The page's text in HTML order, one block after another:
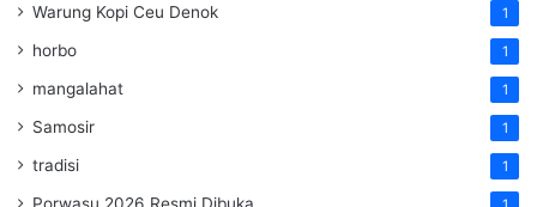
Warung Kopi Ceu Denok 1
horbo 1
mangalahat 1
Samosir 1
tradisi 1
Porwasu 2026 Resmi Dibuka